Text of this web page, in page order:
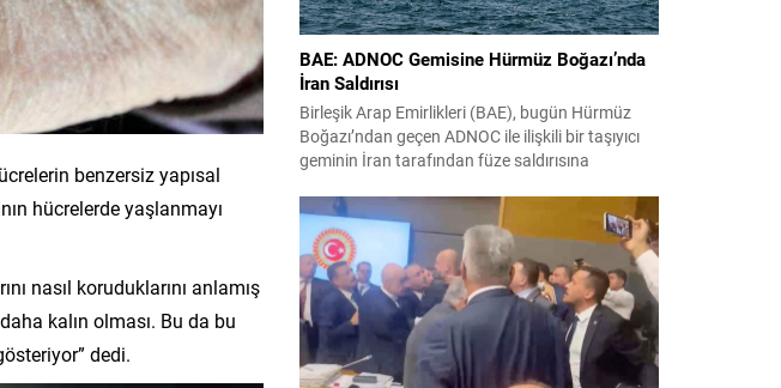
benzersiz yapısal
hücrelerde yaşlanmayı
nasıl koruduklarını anlamış
kalın olması. Bu da bu
dedi.
BAE: ADNOC Gemisine Hürmüz Boğazı’nda
İran Saldırısı
Birleşik Arap Emirlikleri (BAE), bugün Hürmüz
Boğazı’ndan geçen ADNOC ile ilişkili bir taşıyıcı
geminin İran tarafından füze saldırısına
alındığını bildirirken saldırıyı kınadı ve Tahran’ı
korsanlıkla suçladı. WAM ajansının aktardığı ilk
açıklamada, ADNOC’a ait bir geminin sabah
saatlerinde hedef alındığı belirtildi; ilerleyen
dakikalarda ise BAE...